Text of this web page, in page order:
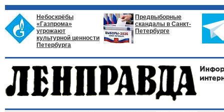
Небоскрёбы
«Газпрома»
угрожают
культурной ценности
Петербурга
Предвыборные
скандалы в Санкт-
Петербурге